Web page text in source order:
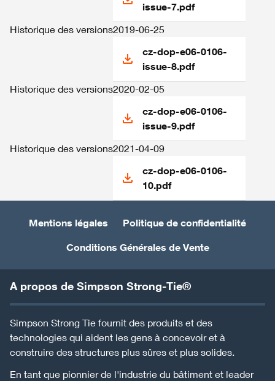
issue-7.pdf
Historique des versions2019-06-25
cz-dop-e06-0106-
issue-8.pdf
Historique des versions2020-02-05
cz-dop-e06-0106-
issue-9.pdf
Historique des versions2021-04-09
cz-dop-e06-0106-
10.pdf
Mentions légales Politique de confidentialité
Conditions Générales de Vente
A propos de Simpson Strong-Tie®
Simpson Strong Tie fournit des produits et des
technologies qui aident les gens à concevoir et à
construire des structures plus sûres et plus solides.
En tant que pionnier de l'industrie du bâtiment et leader